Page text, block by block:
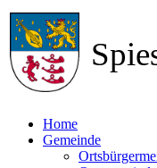
Home
Gemeinde